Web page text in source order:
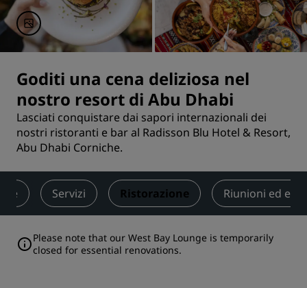
Goditi una cena deliziosa nel
nostro resort di Abu Dhabi
Lasciati conquistare dai sapori internazionali dei
nostri ristoranti e bar al Radisson Blu Hotel & Resort,
Abu Dhabi Corniche.
Servizi Ristorazione Riunioni ed
Please note that our West Bay Lounge is temporarily
closed for essential renovations.